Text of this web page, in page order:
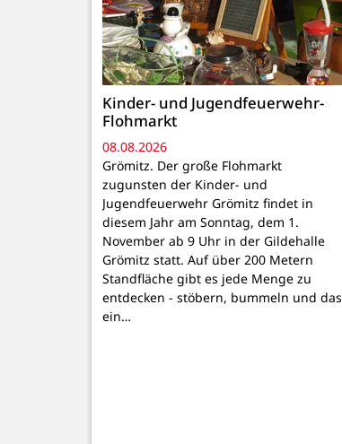
Kinder- und Jugendfeuerwehr-
Flohmarkt
08.08.2026
Grömitz. Der große Flohmarkt
zugunsten der Kinder- und
Jugendfeuerwehr Grömitz findet in
diesem Jahr am Sonntag, dem 1.
November ab 9 Uhr in der Gildehalle
Grömitz statt. Auf über 200 Metern
Standfläche gibt es jede Menge zu
entdecken - stöbern, bummeln und das
ein…